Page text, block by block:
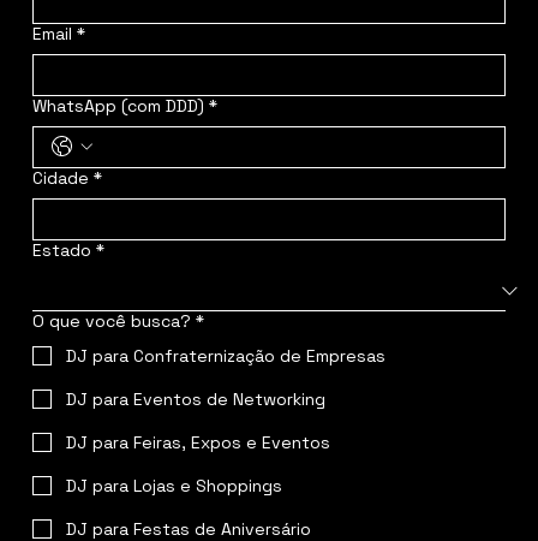
Email *
WhatsApp (com DDD) *
Cidade *
Estado *
O que você busca? *
DJ para Confraternização de Empresas
DJ para Eventos de Networking
DJ para Feiras, Expos e Eventos
DJ para Lojas e Shoppings
DJ para Festas de Aniversário